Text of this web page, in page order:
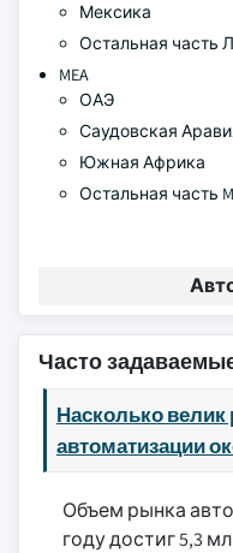
Мексика
Остальная часть
MEA
ОАЭ
Саудовская
Южная Африка
Остальная часть
Часто
Насколько
автоматизации
Объем рынка
году достиг 5,3